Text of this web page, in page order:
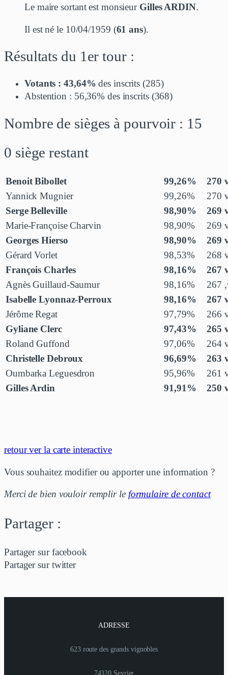
Le maire sortant est monsieurGilles ARDIN.
Il est né le 10/04/1959 (61 ans).
Résultats du 1er tour :
Votants : 43,64%des inscrits (285)
Abstention : 56,36% des inscrits (368)
Nombre de sièges à pourvoir : 15
0 siège restant
Benoit Bibollet 99,26%
270
Yannick Mugnier
99,26%
270
Serge Belleville
98,90%
269
Marie-Françoise Charvin
98,90%
269
Georges Hierso
98,90%
269
Gérard Vorlet
98,53%
268
François Charles
98,16%
267
Agnès Guillaud-Saumur
98,16%
267
Isabelle Lyonnaz-Perroux
98,16%
267
Jérôme Regat
97,79%
266
Gyliane Clerc
97,43%
265
Roland Guffond
97,06%
264
Christelle Debroux
96,69%
263
Oumbarka Leguesdron
95,96%
261
Gilles Ardin
91,91% 250
retour ver la carte interactive
Vous souhaitez modifier ou apporter une information ?
Merci de bien vouloir remplir le formulaire de contact
Partager :
Partager sur facebook
Partager sur twitter
ADRESSE
623 route des grands vignobles
74320 Sevrier